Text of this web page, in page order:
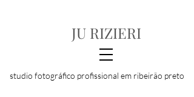
JU RIZIERI
studio fotográfico profissional em ribeirão preto